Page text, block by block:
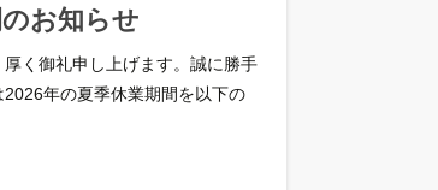
お知らせ
く御礼申し上げます。誠に勝手
年の夏季休業期間を以下の